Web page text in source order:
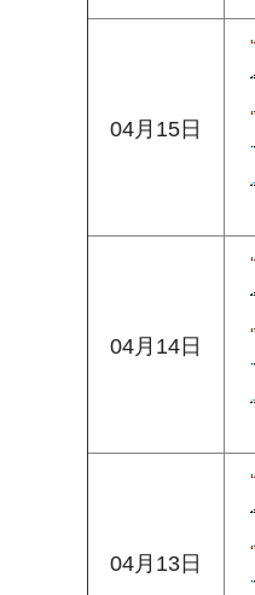
04月15日
04月14日
04月13日